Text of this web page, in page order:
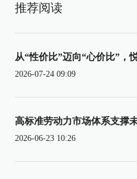
推荐阅读
从“性价比”迈向“心价比”，
2026-07-24 09:09
高标准劳动力市场体系支撑
2026-06-23 10:26